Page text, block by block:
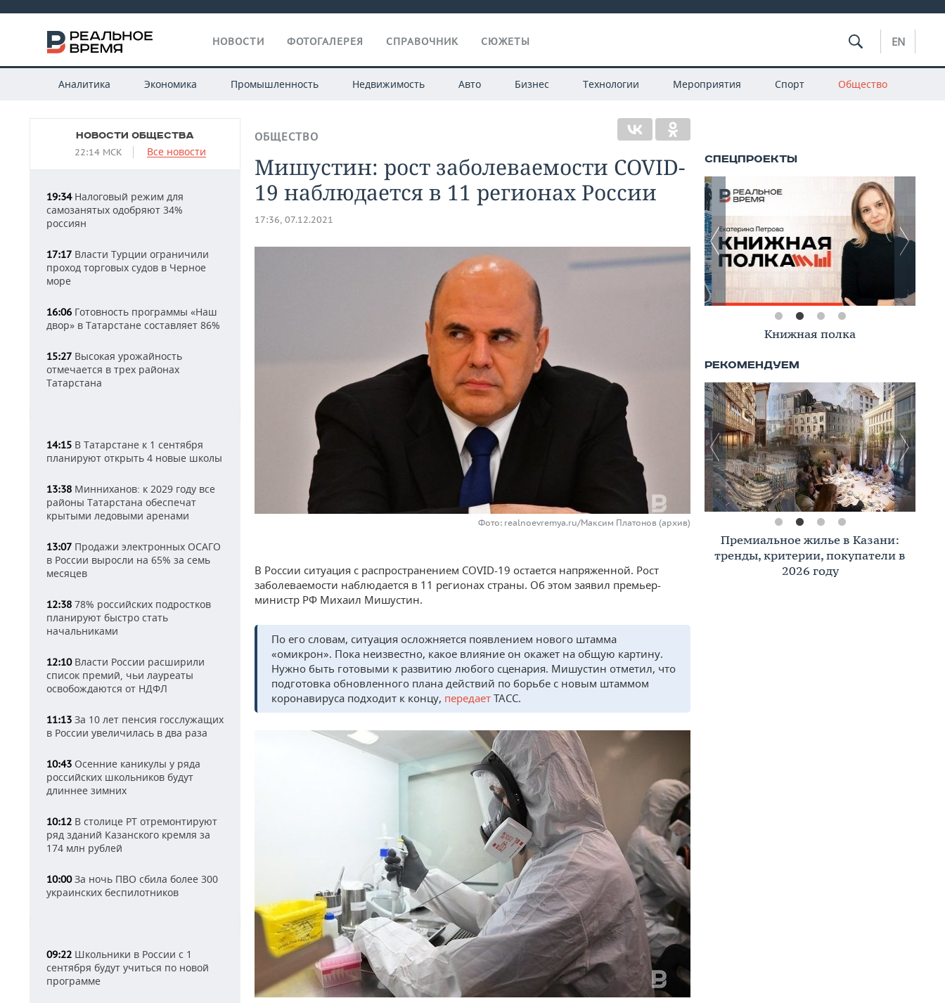
НОВОСТИ ФОТОГАЛЕРЕЯ СПРАВОЧНИК СЮЖЕТЫ EN
Аналитика Экономика Промышленность Недвижимость Авто Бизнес Технологии Мероприятия Спорт Общество
НОВОСТИ ОБЩЕСТВА
22:14 МСК Все новости
19:34Налоговый режим для
самозанятых одобряют 34%
россиян
17:17 Власти Турции ограничили
проход торговых судов в Черное
море
16:06 Готовность программы «Наш
двор» в Татарстане составляет 86%
15:27 Высокая урожайность
отмечается в трех районах
Татарстана
14:15 В Татарстане к 1 сентября
планируют открыть 4 новые школы
13:38 Минниханов: к 2029 году все
районы Татарстана обеспечат
крытыми ледовыми аренами
13:07 Продажи электронных ОСАГО
в России выросли на 65% за семь
месяцев
12:38 78% российских подростков
планируют быстро стать
начальниками
12:10Власти России расширили
список премий, чьи лауреаты
освобождаются от НДФЛ
11:13 За 10 лет пенсия госслужащих
в России увеличилась в два раза
10:43 Осенние каникулы у ряда
российских школьников будут
длиннее зимних
10:12 В столице РТ отремонтируют
ряд зданий Казанского кремля за
174 млн рублей
10:00За ночь ПВО сбила более 300
украинских беспилотников
09:22 Школьники в России с 1
сентября будут учиться по новой
программе
ОБЩЕСТВО
Мишустин: рост заболеваемости COVID-
19 наблюдается в 11 регионах России
17:36, 07.12.2021
Фото: realnoevremya.ru/Максим Платонов (архив)
В России ситуация с распространением COVID-19 остается напряженной. Рост
заболеваемости наблюдается в 11 регионах страны. Об этом заявил премьер-
министр РФ Михаил Мишустин.
По его словам, ситуация осложняется появлением нового штамма
«омикрон». Пока неизвестно, какое влияние он окажет на общую картину.
Нужно быть готовыми к развитию любого сценария. Мишустин отметил, что
подготовка обновленного плана действий по борьбе с новым штаммом
коронавируса подходит к концу, передает ТАСС.
Книжная полка
Премиальное жилье в Казани:
тренды, критерии, покупатели в
2026 году